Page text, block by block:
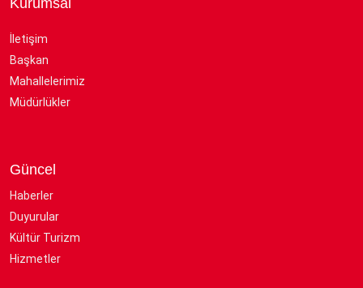
Kurumsal
İletişim
Başkan
Mahallelerimiz
Müdürlükler
Güncel
Haberler
Duyurular
Kültür Turizm
Hizmetler